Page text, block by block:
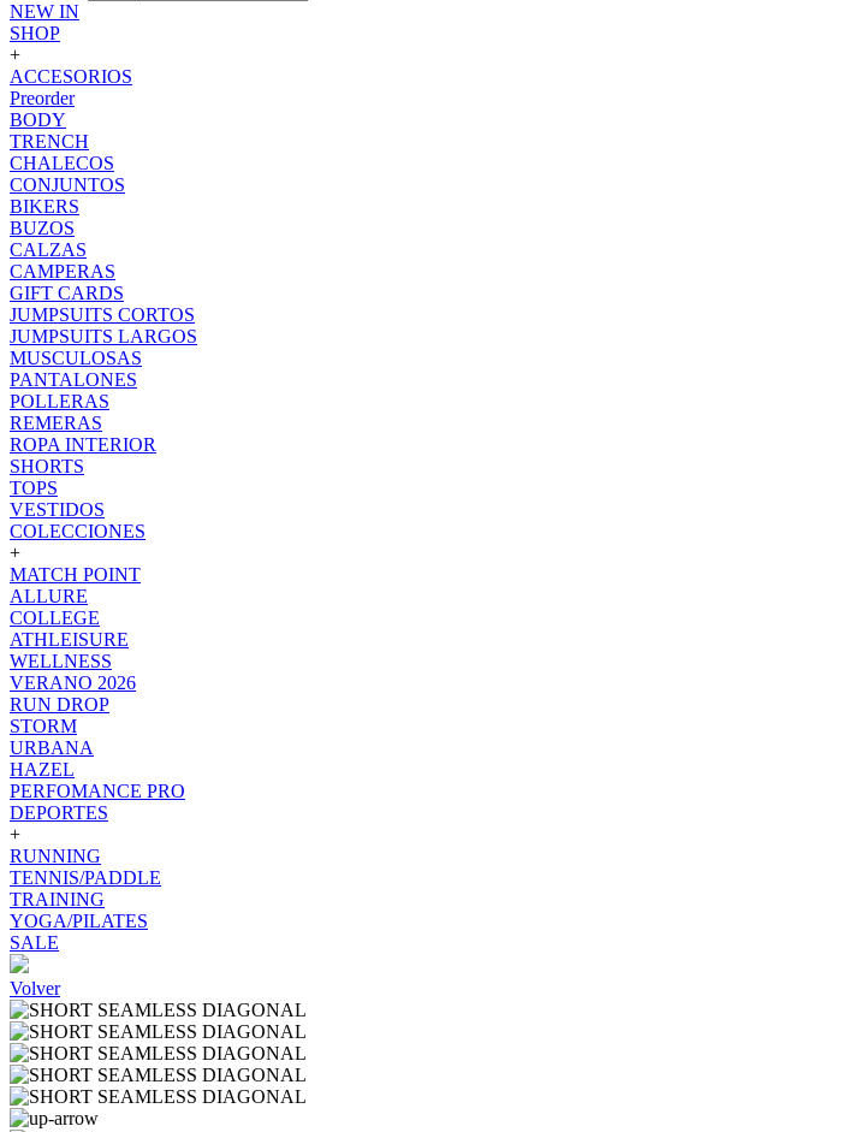
NEW IN
SHOP
+
ACCESORIOS
Preorder
BODY
TRENCH
CHALECOS
CONJUNTOS
BIKERS
BUZOS
CALZAS
CAMPERAS
GIFT CARDS
JUMPSUITS CORTOS
JUMPSUITS LARGOS
MUSCULOSAS
PANTALONES
POLLERAS
REMERAS
ROPA INTERIOR
SHORTS
TOPS
VESTIDOS
COLECCIONES
+
MATCH POINT
ALLURE
COLLEGE
ATHLEISURE
WELLNESS
VERANO 2026
RUN DROP
STORM
URBANA
HAZEL
PERFOMANCE PRO
DEPORTES
+
RUNNING
TENNIS/PADDLE
TRAINING
YOGA/PILATES
SALE
Volver